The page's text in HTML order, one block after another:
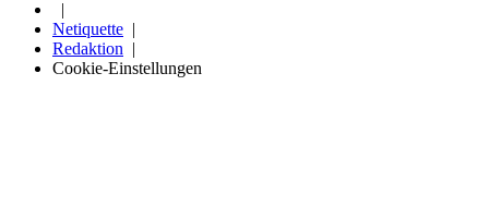
Netiquette
Redaktion
Cookie-Einstellungen